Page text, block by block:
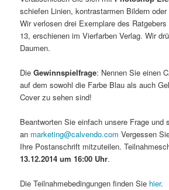
schiefen Linien, kontrastarmen Bildern oder
Wir verlosen drei Exemplare des
13, erschienen im Vierfarben Verlag. Wir
Daumen.
DieGewinnspielfrage: Nennen Sie einen
auf dem sowohl die Farbe Blau als auch
Cover zu sehen sind!
Beantworten Sie einfach unsere Frage und
an marketing@calvendo.com Vergessen
Ihre Postanschrift mitzuteilen.
13.12.2014 um 16:00 Uhr.
Die Teilnahmebedingungen finden Sie hier.